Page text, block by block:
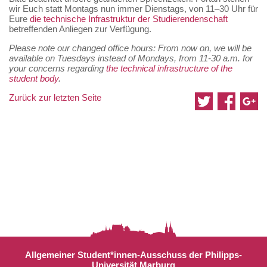
wir Euch statt Montags nun immer Dienstags, von 11–30 Uhr für
Eure die technische Infrastruktur der Studierendenschaft
betreffenden Anliegen zur Verfügung.
Please note our changed office hours: From now on, we will be
available on Tuesdays instead of Mondays, from 11-30 a.m. for
your concerns regarding the technical infrastructure of the
student body.
Zurück zur letzten Seite
Allgemeiner Student*innen-Ausschuss der Philipps-